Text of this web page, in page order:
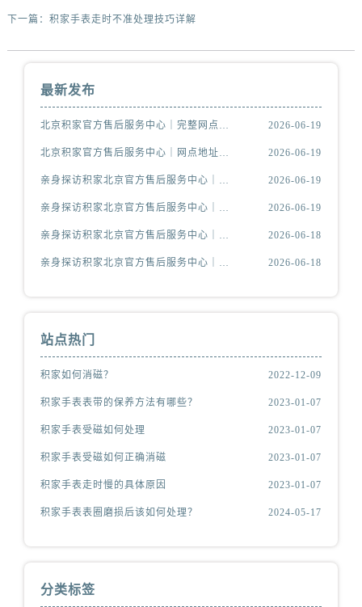
下一篇： 积家手表走时不准处理技巧详解
最新发布
北京积家官方售后服务中心｜完整网点地址与热线权威信息公示（2026年6月最新） 2026-06-19
北京积家官方售后服务中心｜网点地址及官方服务电话权威信息公示（2026年6月最新） 2026-06-19
亲身探访积家北京官方售后服务中心｜官方电话及服务网点地址（2026年6月最新） 2026-06-19
亲身探访积家北京官方售后服务中心｜网点地址与售后热线（2026年6月最新） 2026-06-19
亲身探访积家北京官方售后服务中心｜热线电话与网点地址（2026年6月最新） 2026-06-18
亲身探访积家北京官方售后服务中心｜全新官方服务电话与地址（2026年6月最新） 2026-06-18
站点热门
积家如何消磁？ 2022-12-09
积家手表表带的保养方法有哪些？ 2023-01-07
积家手表受磁如何处理 2023-01-07
积家手表受磁如何正确消磁 2023-01-07
积家手表走时慢的具体原因 2023-01-07
积家手表表圈磨损后该如何处理？ 2024-05-17
分类标签